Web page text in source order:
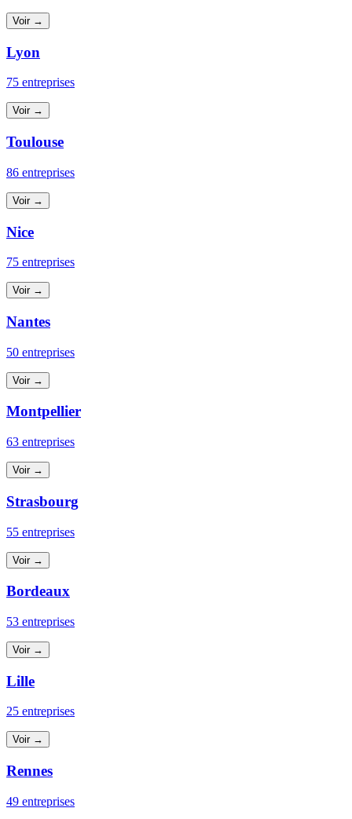
Voir →
Lyon
75 entreprises
Voir →
Toulouse
86 entreprises
Voir →
Nice
75 entreprises
Voir →
Nantes
50 entreprises
Voir →
Montpellier
63 entreprises
Voir →
Strasbourg
55 entreprises
Voir →
Bordeaux
53 entreprises
Voir →
Lille
25 entreprises
Voir →
Rennes
49 entreprises